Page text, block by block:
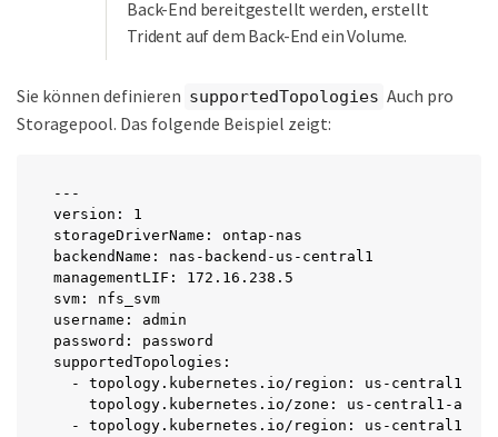
Back-End bereitgestellt werden, erstellt
Trident auf dem Back-End ein Volume.
Sie können definieren supportedTopologies Auch pro
Storagepool. Das folgende Beispiel zeigt:
---
version: 1
storageDriverName: ontap-nas
backendName: nas-backend-us-central1
managementLIF: 172.16.238.5
svm: nfs_svm
username: admin
password: password
supportedTopologies:
  - topology.kubernetes.io/region: us-central1
    topology.kubernetes.io/zone: us-central1-a
  - topology.kubernetes.io/region: us-central1